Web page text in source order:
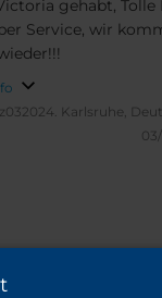
gehabt, Tolle Lage
Service, wir
Karlsruhe,